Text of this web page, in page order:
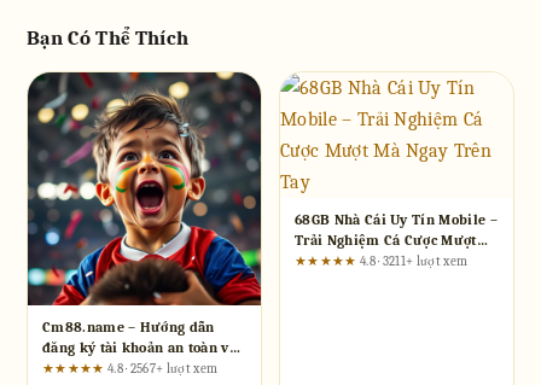
Bạn Có Thể Thích
Cm88.name – Hướng dẫn
đăng ký tài khoản an toàn và
nhanh chóng
★★★★★ 4.8 · 2567+ lượt xem
68GB Nhà Cái Uy Tín Mobile –
Trải Nghiệm Cá Cược Mượt
Mà Ngay Trên Tay
★★★★★ 4.8 · 3211+ lượt xem